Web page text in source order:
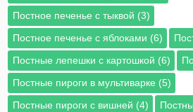
Постное печенье с тыквой (3)
Постное печенье с яблоками (6)
Постные лепешки с картошкой (6)
Постные пироги в мультиварке (5)
Постные пироги с вишней (4)